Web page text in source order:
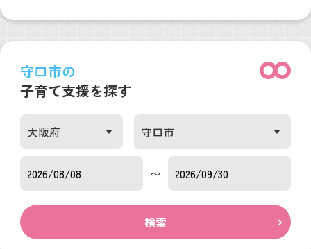
守口市の
子育て支援を探す
〜
検索